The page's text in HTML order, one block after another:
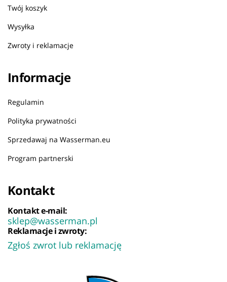
Twój koszyk
Wysyłka
Zwroty i reklamacje
Informacje
Regulamin
Polityka prywatności
Sprzedawaj na Wasserman.eu
Program partnerski
Kontakt
Kontakt e-mail:
sklep@wasserman.pl
Reklamacje i zwroty:
Zgłoś zwrot lub reklamację